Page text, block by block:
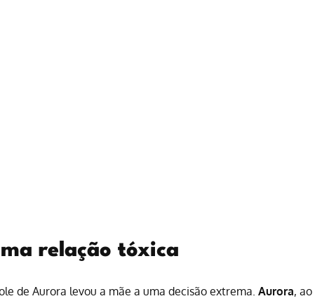
relação tóxica
de Aurora levou a mãe a uma decisão extrema. Aurora, ao